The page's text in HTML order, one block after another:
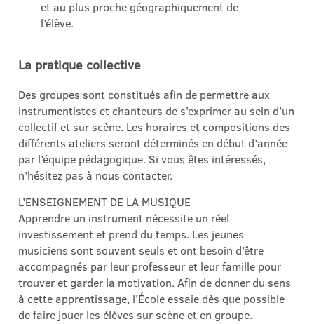
et au plus proche géographiquement de
l’élève.
La pratique collective
Des groupes sont constitués afin de permettre aux
instrumentistes et chanteurs de s’exprimer au sein d’un
collectif et sur scène. Les horaires et compositions des
différents ateliers seront déterminés en début d’année
par l’équipe pédagogique. Si vous êtes intéressés,
n’hésitez pas à nous contacter.
L’ENSEIGNEMENT DE LA MUSIQUE
Apprendre un instrument nécessite un réel
investissement et prend du temps. Les jeunes
musiciens sont souvent seuls et ont besoin d’être
accompagnés par leur professeur et leur famille pour
trouver et garder la motivation. Afin de donner du sens
à cette apprentissage, l’École essaie dès que possible
de faire jouer les élèves sur scène et en groupe.